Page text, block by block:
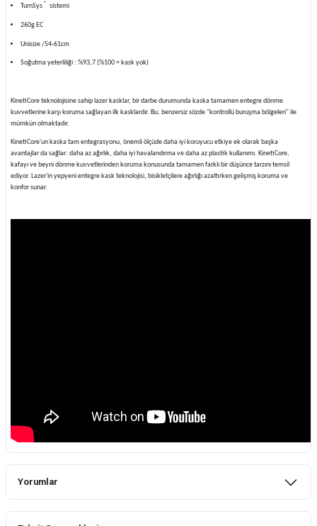
TurnSys ® sistemi
260g EC
Unisize /54-61cm
Soğutma yeterliliği : %93,7 (%100 = kask yok)
KinetiCore teknolojisine sahip lazer kasklar, bir darbe durumunda kaska tamamen entegre dönme
kuvvetlerine karşı koruma sağlayan ilk kasklardır. Bu, benzersiz sözde "kontrollü buruşma bölgeleri" ile
mümkün olmaktadır.
KinetiCore'un kaska tam entegrasyonu, önemli ölçüde daha iyi koruyucu etkiye ek olarak başka
avantajlar da sağlar: daha az ağırlık, daha iyi havalandırma ve daha az plastik kullanımı. KinetiCore,
kafayı ve beyni dönme kuvvetlerinden koruma konusunda tamamen farklı bir düşünce tarzını temsil
ediyor. Lazer'in yepyeni entegre kask teknolojisi, bisikletçilere ağırlığı azaltırken gelişmiş koruma ve
konfor sunar.
Yorumlar